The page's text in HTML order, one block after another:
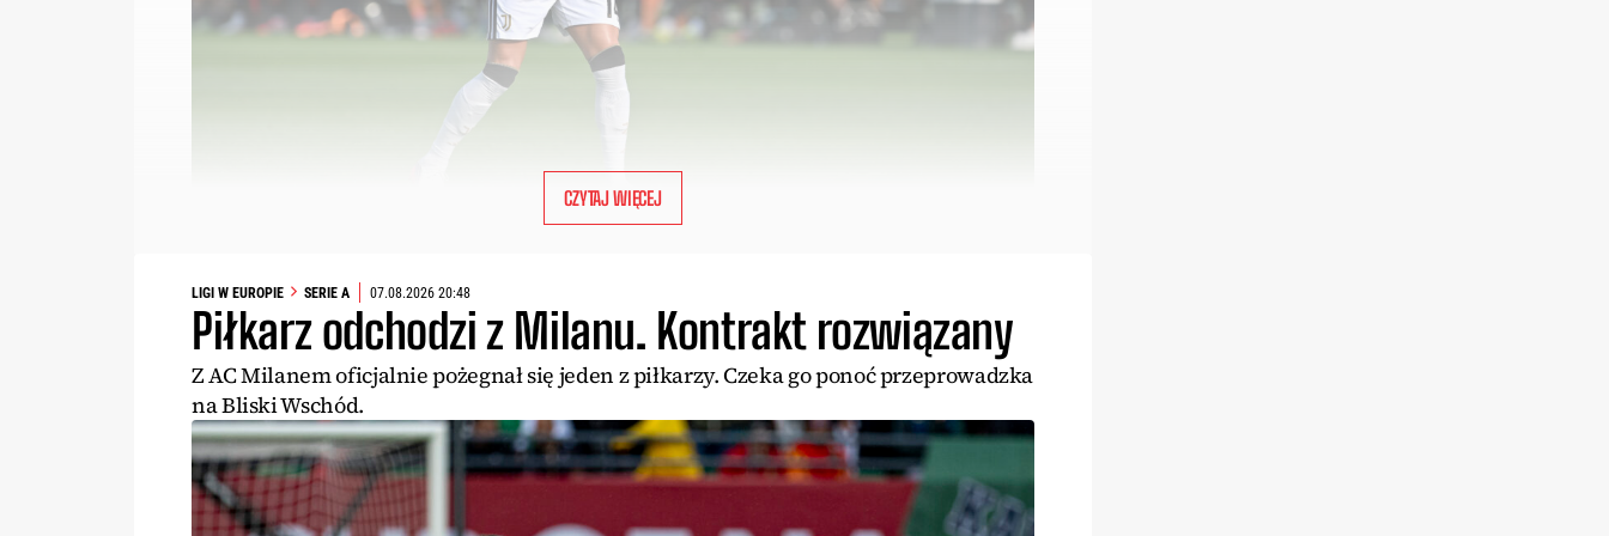
CZYTAJ WIĘCEJ
LIGI W EUROPIE SERIE A 07.08.2026 20:48
Piłkarz odchodzi z Milanu. Kontrakt rozwiązany
Z AC Milanem oficjalnie pożegnał się jeden z piłkarzy. Czeka go ponoć przeprowadzka
na Bliski Wschód.